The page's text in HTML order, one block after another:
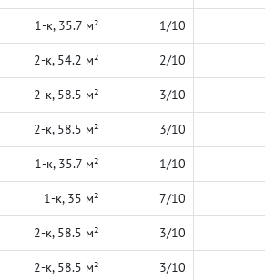
1-к, 35.7 м² 1/10
2-к, 54.2 м² 2/10
2-к, 58.5 м² 3/10
2-к, 58.5 м² 3/10
1-к, 35.7 м² 1/10
1-к, 35 м² 7/10
2-к, 58.5 м² 3/10
2-к, 58.5 м² 3/10